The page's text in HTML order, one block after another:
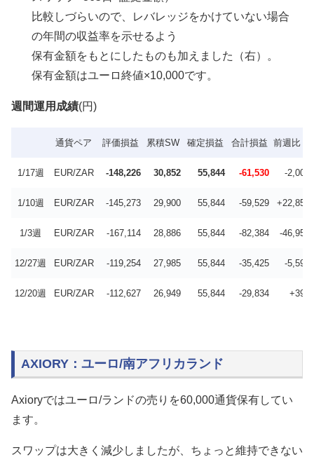
比較しづらいので、レバレッジをかけていない場合
の年間の収益率を示せるよう
保有金額をもとにしたものも加えました（右）。
保有金額はユーロ終値×10,000です。
週間運用成績(円)
通貨ペア 評価損益 累積SW 確定損益 合計損益 前週比
1/17週 EUR/ZAR -148,226 30,852 55,844 -61,530 -2,001
1/10週 EUR/ZAR -145,273 29,900 55,844 -59,529 +22,855
1/3週 EUR/ZAR -167,114 28,886 55,844 -82,384 -46,959
12/27週 EUR/ZAR -119,254 27,985 55,844 -35,425 -5,591
12/20週 EUR/ZAR -112,627 26,949 55,844 -29,834 +390
AXIORY：ユーロ/南アフリカランド
Axioryではユーロ/ランドの売りを60,000通貨保有してい
ます。
スワップは大きく減少しましたが、ちょっと維持できない